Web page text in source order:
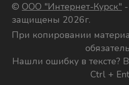
© ООО "Интернет-Курск"
защищены 2026г.
При копировании
Нашли ошибку в тексте?
Ctrl +